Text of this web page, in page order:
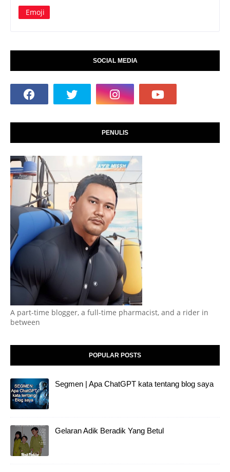
Emoji
SOCIAL MEDIA
PENULIS
A part-time blogger, a full-time pharmacist, and a rider in
between
POPULAR POSTS
Segmen | Apa ChatGPT kata tentang blog saya
Gelaran Adik Beradik Yang Betul